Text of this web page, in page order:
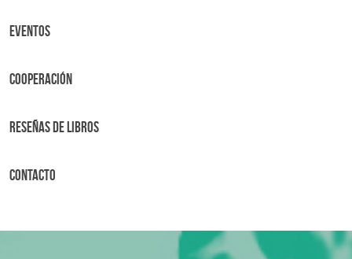
Eventos
Cooperación
Reseñas de libros
Contacto